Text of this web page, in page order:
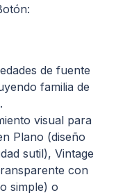
de fuente
familia de
visual para
Plano (diseño
sutil), Vintage
con
simple) o